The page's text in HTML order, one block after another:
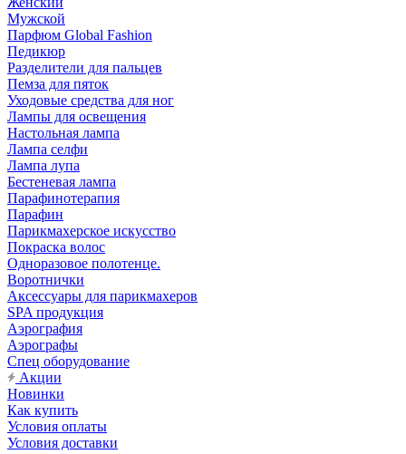
Мужской
Парфюм Global Fashion
Педикюр
Разделители для пальцев
Пемза для пяток
Уходовые средства для ног
Лампы для освещения
Настольная лампа
Лампа селфи
Лампа лупа
Бестеневая лампа
Парафинотерапия
Парафин
Парикмахерское искусство
Покраска волос
Одноразовое полотенце.
Воротнички
Аксессуары для парикмахеров
SPA продукция
Аэрография
Аэрографы
Спец оборудование
Акции
Новинки
Как купить
Условия оплаты
Условия доставки